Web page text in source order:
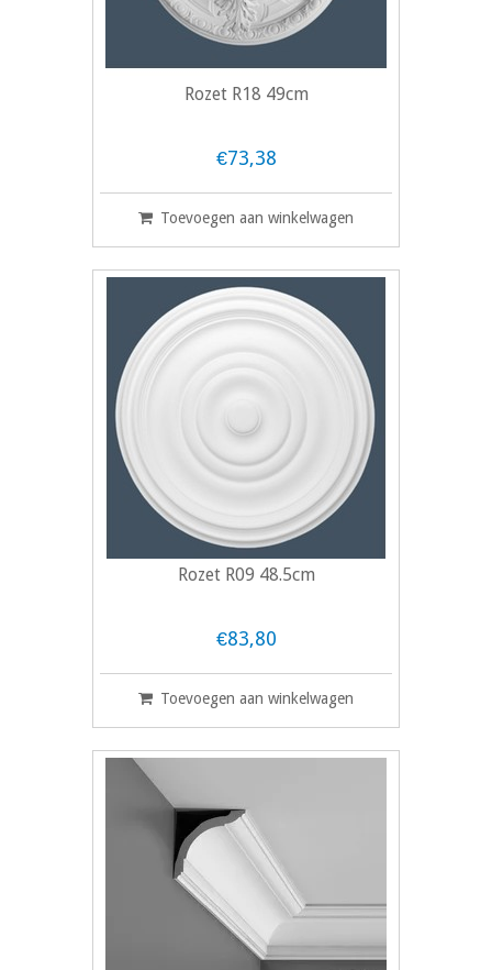
Rozet R18 49cm
€73,38
Toevoegen aan winkelwagen
Rozet R09 48.5cm
€83,80
Toevoegen aan winkelwagen